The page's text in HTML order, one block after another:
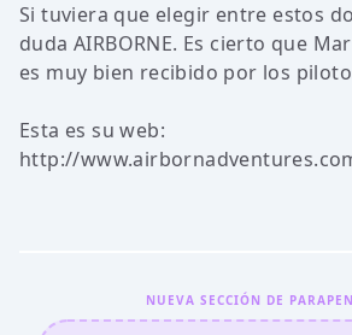
Si tuviera que elegir entre estos
duda AIRBORNE. Es cierto que
es muy bien recibido por los
Esta es su web:
http://
NUEVA SECCIÓN DE